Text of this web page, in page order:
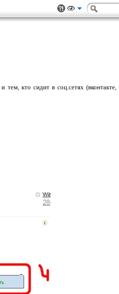
тем, кто сидит в соц.сетях (вконтакте,